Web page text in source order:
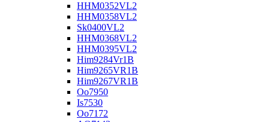
HHM0352VL2
HHM0358VL2
Sk0400VL2
HHM0368VL2
HHM0395VL2
Him9284Vr1B
Him9265VR1B
Him9267VR1B
Oo7950
Is7530
Oo7172